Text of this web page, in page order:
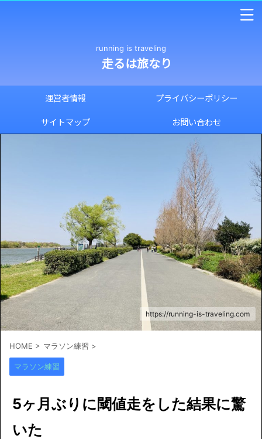
running is traveling
走るは旅なり
運営者情報
プライバシーポリシー
サイトマップ
お問い合わせ
https://running-is-traveling.com
HOME > マラソン練習 >
マラソン練習
5ヶ月ぶりに閾値走をした結果に驚
いた